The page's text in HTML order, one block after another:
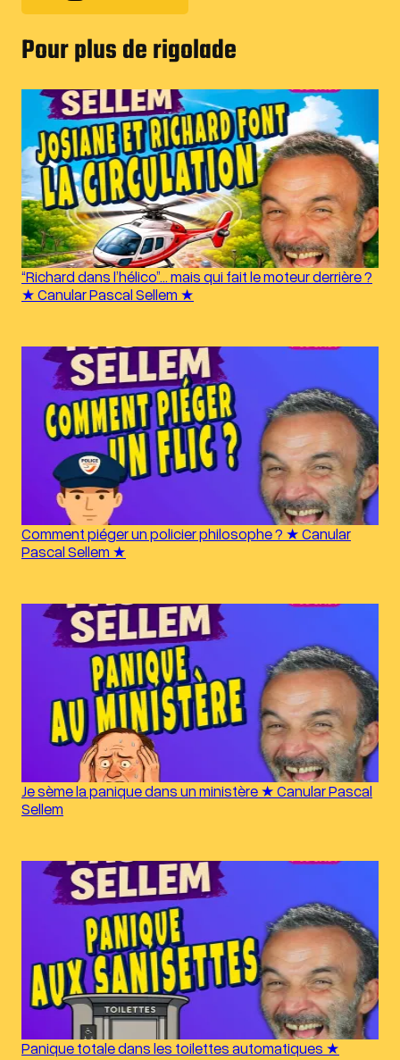
Pour plus de rigolade
“Richard dans l’hélico”… mais qui fait le moteur derrière ?
★ Canular Pascal Sellem ★
Comment piéger un policier philosophe ? ★ Canular
Pascal Sellem ★
Je sème la panique dans un ministère ★ Canular Pascal
Sellem
Panique totale dans les toilettes automatiques ★